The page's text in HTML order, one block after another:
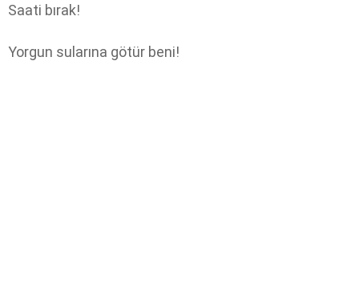
Saati bırak!
Yorgun sularına götür beni!­